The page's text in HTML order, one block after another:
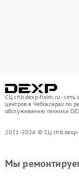
СЦ chb.dexp-fixim.ru - сеть
центров в Чебоксарах по
обслуживанию техники
2021-2026 © СЦ
Мы